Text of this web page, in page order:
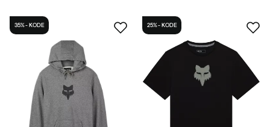
35% - KODE 25% - KODE